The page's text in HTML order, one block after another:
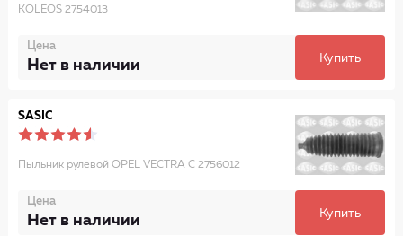
KOLEOS 2754013
Цена
Нет в наличии Купить
SASIC
Пыльник рулевой OPEL VECTRA C 2756012
Цена
Нет в наличии Купить